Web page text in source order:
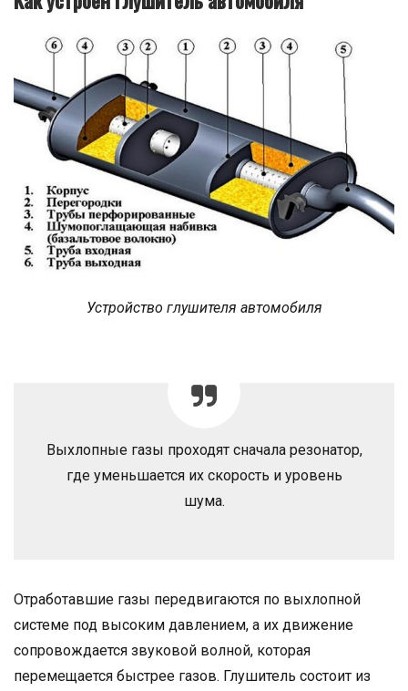
Устройство глушителя автомобиля
Выхлопные газы проходят сначала резонатор,
где уменьшается их скорость и уровень
шума.
Отработавшие газы передвигаются по выхлопной
системе под высоким давлением, а их движение
сопровождается звуковой волной, которая
перемещается быстрее газов. Глушитель состоит из